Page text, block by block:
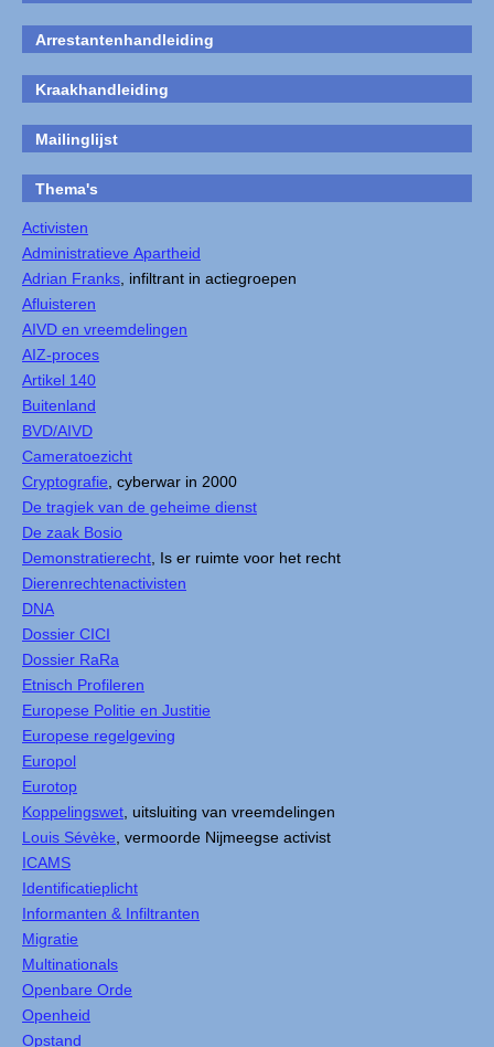
Arrestantenhandleiding
Kraakhandleiding
Mailinglijst
Thema's
Activisten
Administratieve Apartheid
Adrian Franks , infiltrant in actiegroepen
Afluisteren
AIVD en vreemdelingen
AIZ-proces
Artikel 140
Buitenland
BVD/AIVD
Cameratoezicht
Cryptografie , cyberwar in 2000
De tragiek van de geheime dienst
De zaak Bosio
Demonstratierecht , Is er ruimte voor het recht
Dierenrechtenactivisten
DNA
Dossier CICI
Dossier RaRa
Etnisch Profileren
Europese Politie en Justitie
Europese regelgeving
Europol
Eurotop
Koppelingswet , uitsluiting van vreemdelingen
Louis Sévèke , vermoorde Nijmeegse activist
ICAMS
Identificatieplicht
Informanten & Infiltranten
Migratie
Multinationals
Openbare Orde
Openheid
Opstand